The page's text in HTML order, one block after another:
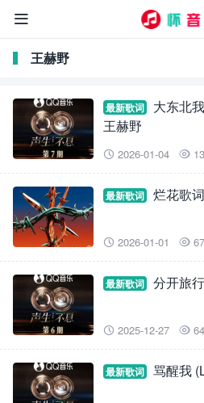

王赫野
最新歌词
大东北
王赫野
 2026-01-04 
最新歌词 烂花歌
 2026-01-01 
最新歌词 分开旅
 2025-12-27 
最新歌词 骂醒我